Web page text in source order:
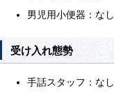
男児用小便器：なし
受け入れ態勢
手話スタッフ：なし